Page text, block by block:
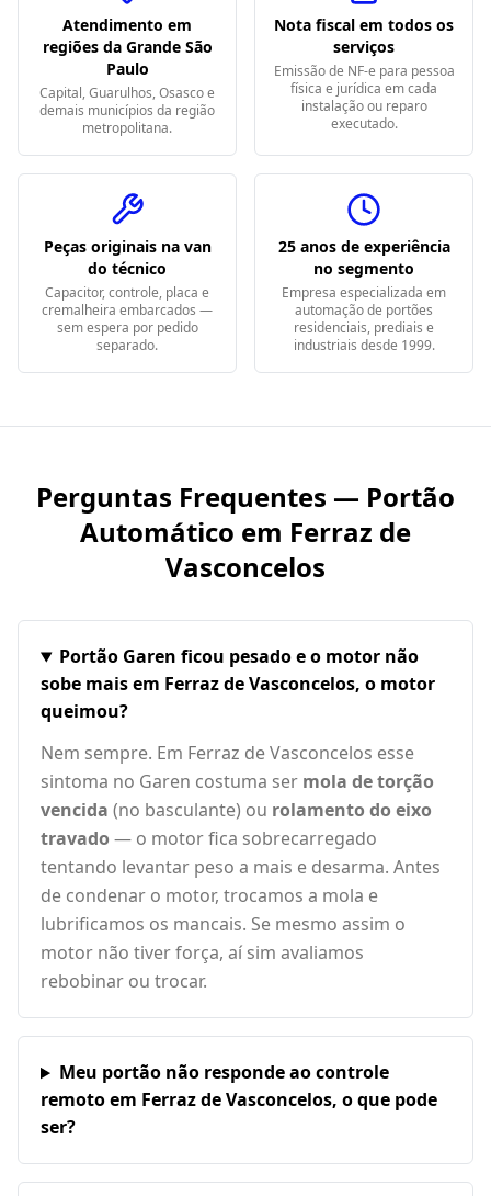
Atendimento em
regiões da Grande São
Paulo
Capital, Guarulhos, Osasco e
demais municípios da região
metropolitana.
Nota fiscal em todos os
serviços
Emissão de NF-e para pessoa
física e jurídica em cada
instalação ou reparo
executado.
Peças originais na van
do técnico
Capacitor, controle, placa e
cremalheira embarcados —
sem espera por pedido
separado.
25 anos de experiência
no segmento
Empresa especializada em
automação de portões
residenciais, prediais e
industriais desde 1999.
Perguntas Frequentes — Portão
Automático em Ferraz de
Vasconcelos
Portão Garen ficou pesado e o motor não
sobe mais em Ferraz de Vasconcelos, o motor
queimou?
Nem sempre. Em Ferraz de Vasconcelos esse
sintoma no Garen costuma ser mola de torção
vencida (no basculante) ou rolamento do eixo
travado — o motor fica sobrecarregado
tentando levantar peso a mais e desarma. Antes
de condenar o motor, trocamos a mola e
lubrificamos os mancais. Se mesmo assim o
motor não tiver força, aí sim avaliamos
rebobinar ou trocar.
Meu portão não responde ao controle
remoto em Ferraz de Vasconcelos, o que pode
ser?